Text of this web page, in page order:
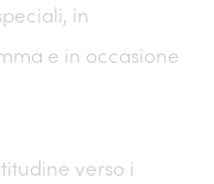
in
e in occasione
verso i